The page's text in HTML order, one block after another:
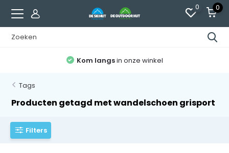
0 0
Kom langsin onze winkel
Tags
Producten getagd met wandelschoen grisport
Filters